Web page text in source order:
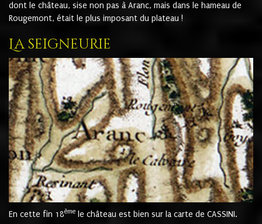
dont le château, sise non pas à Aranc, mais dans le hameau de
Rougemont, était le plus imposant du plateau !
La seigneurie
En cette fin 18ème le château est bien sur la carte de CASSINI.